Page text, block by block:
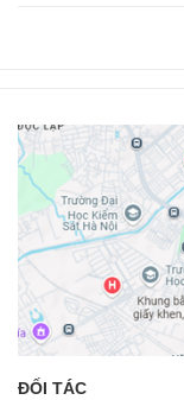
ĐỐI TÁC